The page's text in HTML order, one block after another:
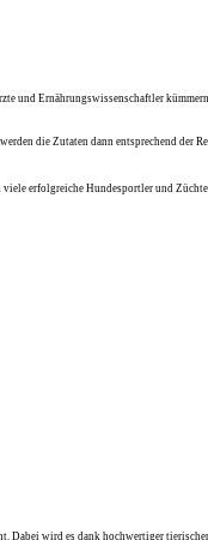
Ernährungswissenschaftler
die Zutaten dann entsprechend der
erfolgreiche Hundesportler und
Dabei wird es dank hochwertiger